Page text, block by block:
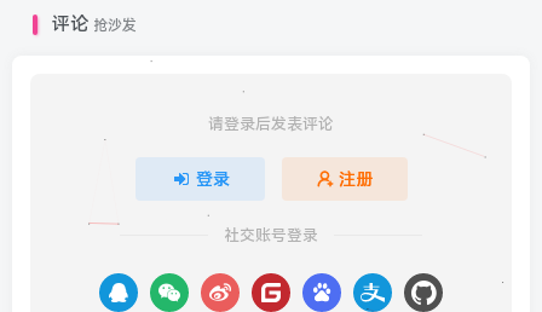
评论 抢沙发
请登录后发表评论
登录 注册
社交账号登录